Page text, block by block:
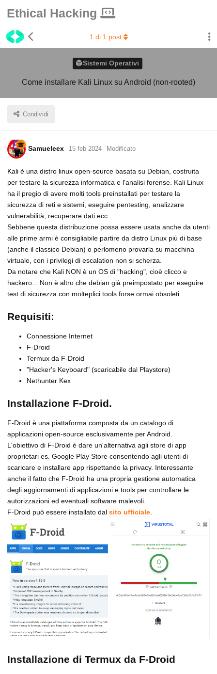
Ethical Hacking
Sistemi Operativi
Come installare Kali Linux su Android (non-rooted)
Condividi
1 di 1 post
Samueleex 15 feb 2024 Modificato
Kali è una distro linux open-source basata su Debian, costruita
per testare la sicurezza informatica e l'analisi forense. Kali Linux
ha il pregio di avere molti tools preinstallati per testare la
sicurezza di reti e sistemi, eseguire pentesting, analizzare
vulnerabilità, recuperare dati ecc.
Sebbene questa distribuzione possa essere usata anche da utenti
alle prime armi è consigliabile partire da distro Linux più di base
(anche il classico Debian) o perlomeno provarla su macchina
virtuale, con i privilegi di escalation non si scherza.
Da notare che Kali NON è un OS di "hacking", cioè clicco e
hackero... Non è altro che debian già preimpostato per eseguire
test di sicurezza con molteplici tools forse ormai obsoleti.
Requisiti:
Connessione Internet
F-Droid
Termux da F-Droid
"Hacker's Keyboard" (scaricabile dal Playstore)
Nethunter Kex
Installazione F-Droid.
F-Droid è una piattaforma composta da un catalogo di
applicazioni open-source esclusivamente per Android.
L'obiettivo di F-Droid è dare un'alternativa agli store di app
proprietari es. Google Play Store consentendo agli utenti di
scaricare e installare app rispettando la privacy. Interessante
anche il fatto che F-Droid ha una propria gestione automatica
degli aggiornamenti di applicazioni e tools per controllare le
autorizzazioni ed eventuali software malevoli.
F-Droid può essere installato dal sito ufficiale
Installazione di Termux da F-Droid